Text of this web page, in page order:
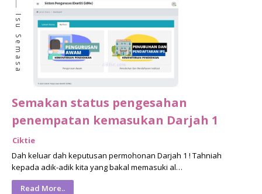
Isu Semasa
Semakan status pengesahan
penempatan kemasukan Darjah 1
Ciktie
Dah keluar dah keputusan permohonan Darjah 1 ! Tahniah
kepada adik-adik kita yang bakal memasuki al…
Read More..